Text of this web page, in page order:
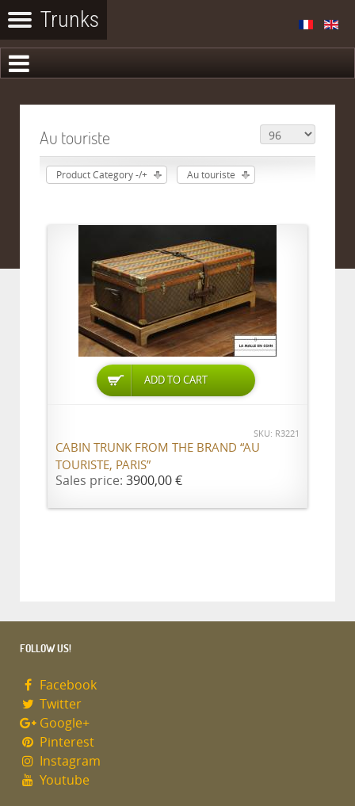
Au touriste
Product Category -/+ Au touriste
ADD TO CART
SKU: R3221
CABIN TRUNK FROM THE BRAND “AU
TOURISTE, PARIS”
Sales price: 3900,00 €
FOLLOW US!
Facebook
Twitter
Google+
Pinterest
Instagram
Youtube